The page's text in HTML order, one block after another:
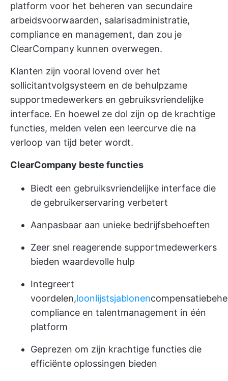
platform voor het beheren van secundaire
arbeidsvoorwaarden, salarisadministratie,
compliance en management, dan zou je
ClearCompany kunnen overwegen.
Klanten zijn vooral lovend over het
sollicitantvolgsysteem en de behulpzame
supportmedewerkers en gebruiksvriendelijke
interface. En hoewel ze dol zijn op de krachtige
functies, melden velen een leercurve die na
verloop van tijd beter wordt.
ClearCompany beste functies
Biedt een gebruiksvriendelijke interface die
de gebruikerservaring verbetert
Aanpasbaar aan unieke bedrijfsbehoeften
Zeer snel reagerende supportmedewerkers
bieden waardevolle hulp
Integreert
voordelen,loonlijstsjablonen
compliance en talentmanagement in één
platform
Geprezen om zijn krachtige functies die
efficiënte oplossingen bieden